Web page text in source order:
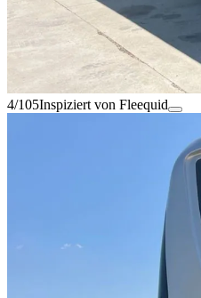
4/105Inspiziert von Fleequid